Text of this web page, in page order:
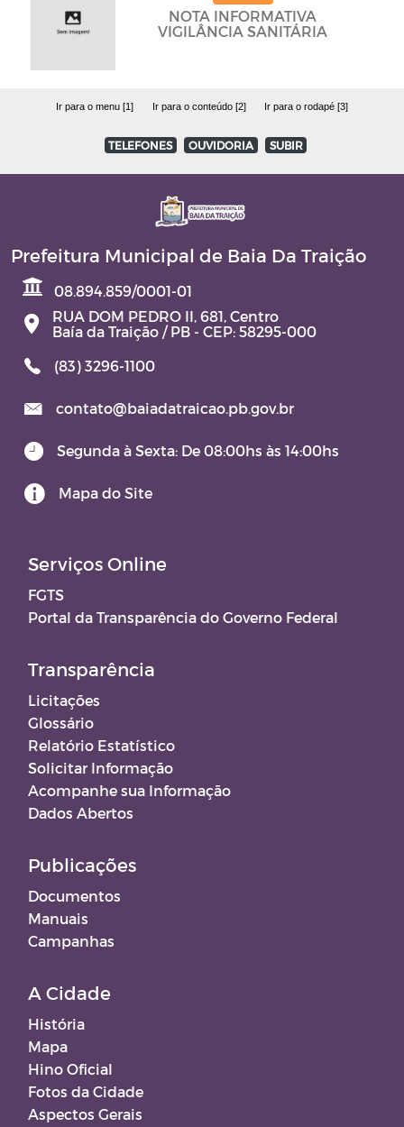
NOTA INFORMATIVA
VIGILÂNCIA SANITÁRIA
Ir para o menu [1] Ir para o conteúdo [2] Ir para o rodapé [3]
TELEFONES OUVIDORIA SUBIR
Prefeitura Municipal de Baia Da Traição
08.894.859/0001-01
RUA DOM PEDRO II, 681, Centro
Baía da Traição / PB - CEP: 58295-000
(83) 3296-1100
contato@baiadatraicao.pb.gov.br
Segunda à Sexta: De 08:00hs às 14:00hs
Mapa do Site
Serviços Online
FGTS
Portal da Transparência do Governo Federal
Transparência
Licitações
Glossário
Relatório Estatístico
Solicitar Informação
Acompanhe sua Informação
Dados Abertos
Publicações
Documentos
Manuais
Campanhas
A Cidade
História
Mapa
Hino Oficial
Fotos da Cidade
Aspectos Gerais